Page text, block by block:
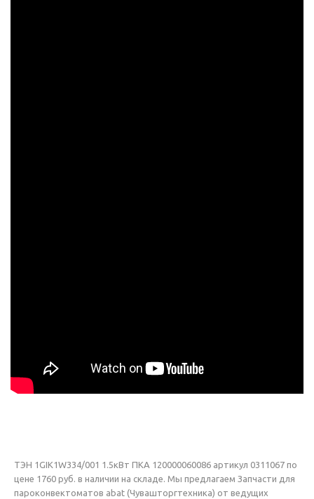
ТЭН 1GIK1W334/001 1.5кВт ПКА 120000060086 артикул 0311067 по
цене 1760 руб. в наличии на складе. Мы предлагаем Запчасти для
пароконвектоматов abat (Чувашторгтехника) от ведущих